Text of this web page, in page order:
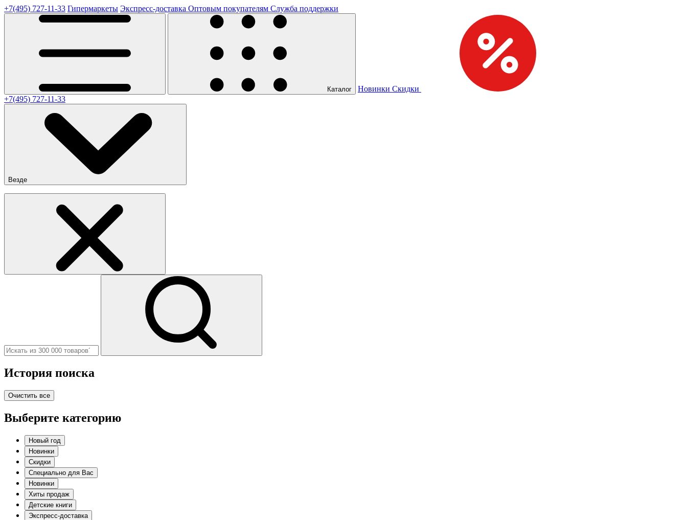
+7(495) 727-11-33 Гипермаркеты Экспресс-доставка Оптовым покупателям Служба поддержки
Каталог Новинки Скидки
+7(495) 727-11-33
Везде
История поиска
Очистить все
Выберите категорию
Новый год
Новинки
Скидки
Специально для Вас
Новинки
Хиты продаж
Детские книги
Экспресс-доставка